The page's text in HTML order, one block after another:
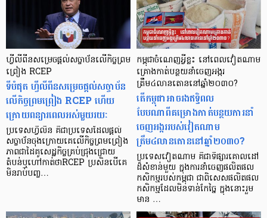
ហ្វីលីពីនសម្រេចផ្តល់សច្ចាប័នលើកិច្ចព្រម
ព្រៀង RCEP
ទីបំផុត ហ្វីលីពីនសម្រេចផ្តល់សច្ចាប័ន
លើកិច្ចព្រមព្រៀង RCEP ហើយ
ក្រោយពន្យារពេលអស់មួយរយៈ
ប្រទេសហ្វីលីន គឺជាប្រទេសដែលផ្តល់
សច្ចាប័នចុងក្រោយគេលើកិច្ចព្រមព្រៀង
ភាពជាដៃគូសេដ្ឋកិច្ចគ្រប់ជ្រុងជ្រោយ
តំបន់ឬហៅកាត់ថាRCEP ប្រសិនបើគេ
មិនរាប់បញ្ច…
កម្ពុជាចំណេញអ្វីខ្លះ នៅពេលវៀតណាម
គ្រោងកាត់បន្ថយនាំចេញអង្ករ
ត្រឹម៤លានតោននៅឆ្នាំ២០៣០?
តើកម្ពុជាអាចរងឥទ្ធិពល
បែបណាពីគម្រោងកាត់បន្ថយការនាំ
ចេញអង្កររបស់វៀតណាម
ត្រឹម៤លានតោននៅឆ្នាំ២០៣០?
ប្រទេសវៀតណាម គឺជាទីផ្សារគោលដៅ
ដ៏សំខាន់មួយ ក្នុងការនាំចេញផលិតផល
កសិកម្មរបស់កម្ពុជា ជាពិសេសផលិតផល
កសិកម្មដែលមិនទាន់កែច្នៃ ក្នុងនោះរួម
មាន …